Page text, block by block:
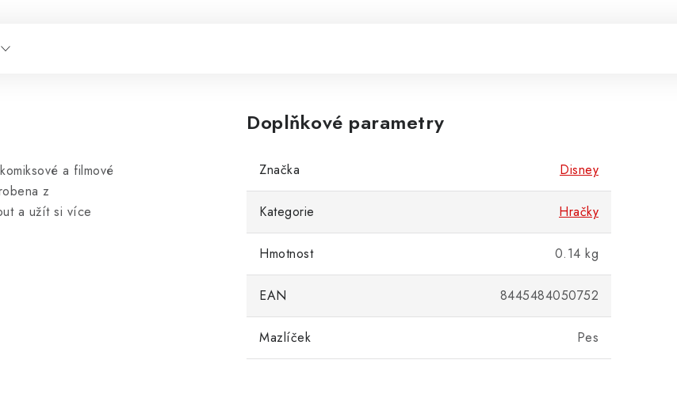
a filmové
z
a užít si více
Doplňkové parametry
Značka Disney
Kategorie Hračky
Hmotnost 0.14 kg
EAN 8445484050752
Mazlíček Pes